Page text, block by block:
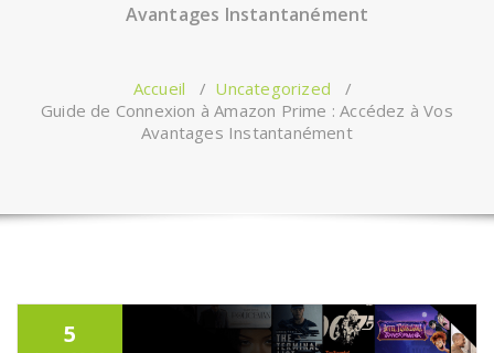
Avantages Instantanément
Accueil / Uncategorized /
Guide de Connexion à Amazon Prime : Accédez à Vos
Avantages Instantanément
5